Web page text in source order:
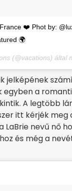
❤️ Phot by:
🌍
jelképének
egyben a
A legtöbb
itt kérjék meg
LaBrie nevű nő
és még a